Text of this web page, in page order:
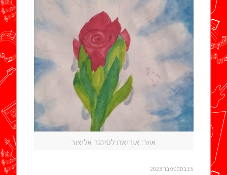
איור: אוריאת לסינגר אליצור
15 בספטמבר 2023